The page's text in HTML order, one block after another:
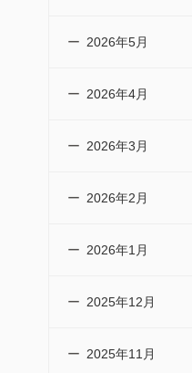
2026年5月
2026年4月
2026年3月
2026年2月
2026年1月
2025年12月
2025年11月